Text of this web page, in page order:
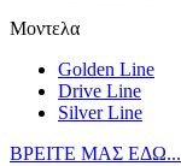
Μοντελα
Golden Line
Drive Line
Silver Line
ΒΡΕΙΤΕ ΜΑΣ ΕΔΩ...